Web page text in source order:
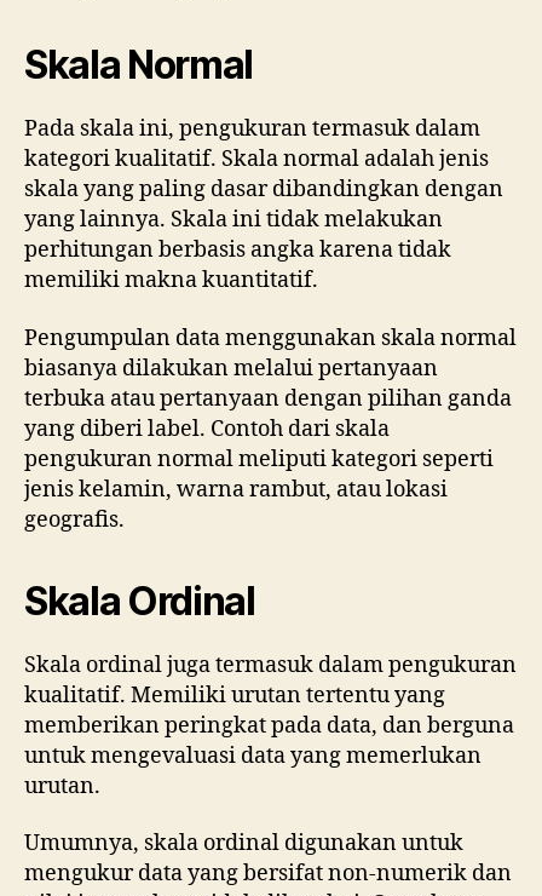
Skala Normal
Pada skala ini, pengukuran termasuk dalam
kategori kualitatif. Skala normal adalah jenis
skala yang paling dasar dibandingkan dengan
yang lainnya. Skala ini tidak melakukan
perhitungan berbasis angka karena tidak
memiliki makna kuantitatif.
Pengumpulan data menggunakan skala normal
biasanya dilakukan melalui pertanyaan
terbuka atau pertanyaan dengan pilihan ganda
yang diberi label. Contoh dari skala
pengukuran normal meliputi kategori seperti
jenis kelamin, warna rambut, atau lokasi
geografis.
Skala Ordinal
Skala ordinal juga termasuk dalam pengukuran
kualitatif. Memiliki urutan tertentu yang
memberikan peringkat pada data, dan berguna
untuk mengevaluasi data yang memerlukan
urutan.
Umumnya, skala ordinal digunakan untuk
mengukur data yang bersifat non-numerik dan